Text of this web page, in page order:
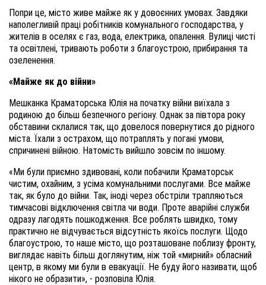
Попри це, місто живе майже як у довоєнних умовах. Завдяки
наполегливій праці робітників комунального господарства, у
жителів в оселях є газ, вода, електрика, опалення. Вулиці чисті
та освітлені, тривають роботи з благоустрою, прибирання та
озеленення.
«Майже як до війни»
Мешканка Краматорська Юлія на початку війни виїхала з
родиною до більш безпечного регіону. Однак за півтора року
обставини склалися так, що довелося повернутися до рідного
міста. Їхали з острахом, що потраплять у погані умови,
спричинені війною. Натомість вийшло зовсім по іншому.
«Ми були приємно здивовані, коли побачили Краматорськ
чистим, охайним, з усіма комунальними послугами. Все майже
так, як було до війни. Так, іноді через обстріли трапляються
тимчасові відключення світла чи води. Проте аварійні служби
одразу лагодять пошкодження. Все роблять швидко, тому
практично не відчувається відсутність якоїсь послуги. Щодо
благоустрою, то наше місто, що розташоване поблизу фронту,
виглядає навіть більш доглянутим, ніж той «мирний» обласний
центр, в якому ми були в евакуації. Не буду його називати, щоб
нікого не образити», - розповіла Юлія.